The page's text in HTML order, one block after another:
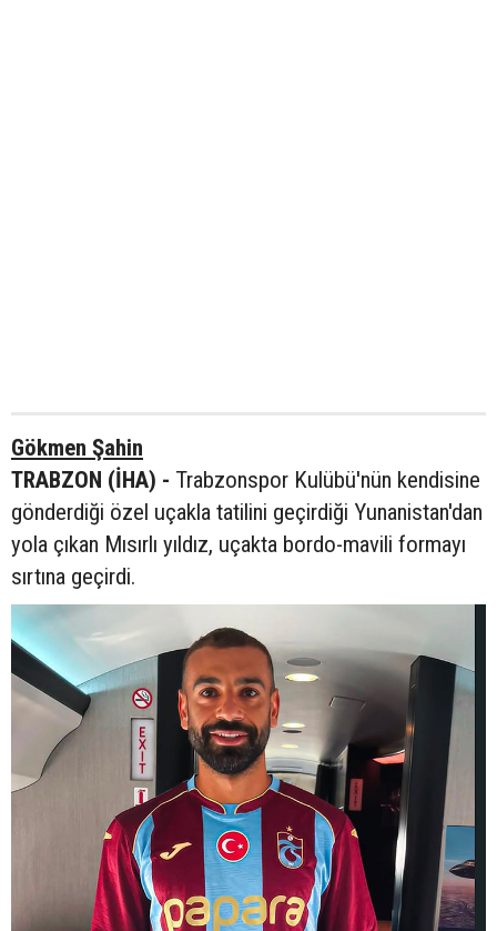
Gökmen Şahin
TRABZON (İHA) - Trabzonspor Kulübü'nün kendisine
gönderdiği özel uçakla tatilini geçirdiği Yunanistan'dan
yola çıkan Mısırlı yıldız, uçakta bordo-mavili formayı
sırtına geçirdi.